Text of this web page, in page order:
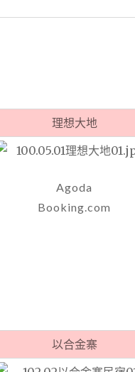
理想大地
Agoda
Booking.com
以合金寨